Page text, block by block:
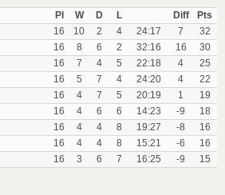
Pl W D L Diff
Pts
16 10 2 4 24:17 7
32
16 8 6 2 32:16 16
30
16 7 4 5 22:18 4
25
16 5 7 4 24:20 4
22
16 4 7 5 20:19 1
19
16 4 6 6 14:23 -9
18
16 4 4 8 19:27 -8
16
16 4 4 8 15:21 -6
16
16 3 6 7 16:25 -9 15